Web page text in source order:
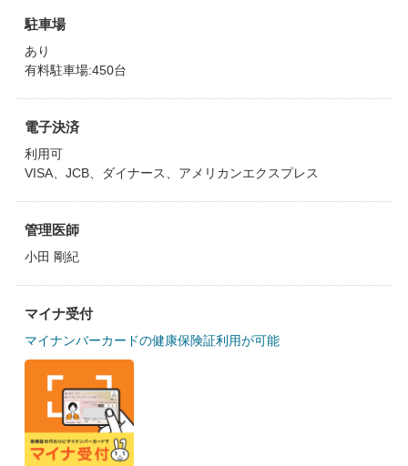
駐車場
あり
有料駐車場:450台
電子決済
利用可
VISA、JCB、ダイナース、アメリカンエクスプレス
管理医師
小田 剛紀
マイナ受付
マイナンバーカードの健康保険証利用が可能